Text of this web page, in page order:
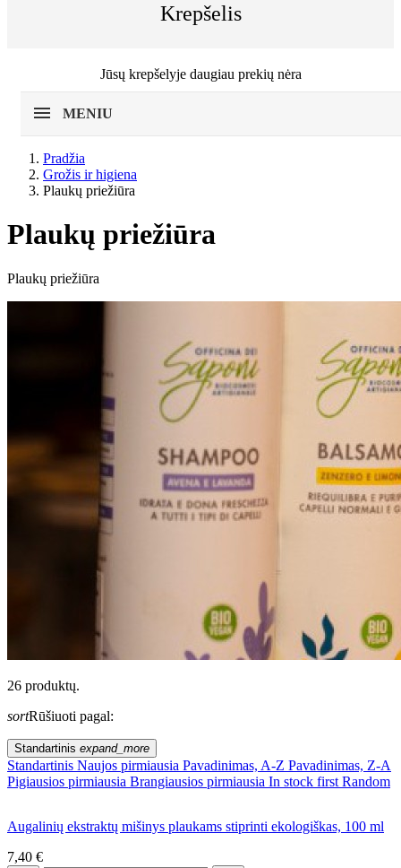
Krepšelis
Jūsų krepšelyje daugiau prekių nėra
MENIU
Pradžia
Grožis ir higiena
Plaukų priežiūra
Plaukų priežiūra
Plaukų priežiūra
26 produktų.
sortRūšiuoti pagal:
Standartinis expand_more
Standartinis Naujos pirmiausia Pavadinimas, A-Z Pavadinimas, Z-A
Pigiausios pirmiausia Brangiausios pirmiausia In stock first Random
Augalinių ekstraktų mišinys plaukams stiprinti ekologiškas, 100 ml
7,40 €